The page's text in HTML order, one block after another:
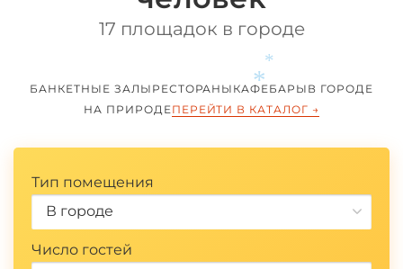
17 площадок в городе
БАНКЕТНЫЕ ЗАЛЫ РЕСТОРАНЫ КАФЕБАРЫ В ГОРОДЕ
НА ПРИРОДЕПЕРЕЙТИ В КАТАЛОГ →
Тип помещения
В городе
Число гостей
*